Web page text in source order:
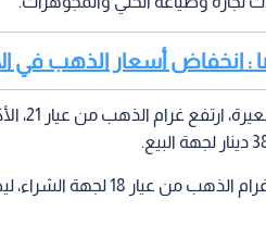
: انخفاض أسعار الذهب في
ليصبح عند 36.1 دينار، وعيار 24 إلى 47.5 دينار.